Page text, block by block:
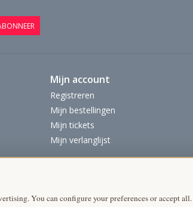
Mijn account
Registreren
Mijn bestellingen
Mijn tickets
Mijn verlanglijst
You can configure your preferences or accept all.